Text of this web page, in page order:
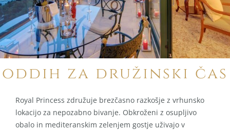
oddih za družinski čas
Royal Princess združuje brezčasno razkošje z vrhunsko
lokacijo za nepozabno bivanje. Obkroženi z osupljivo
obalo in mediteranskim zelenjem gostje uživajo v